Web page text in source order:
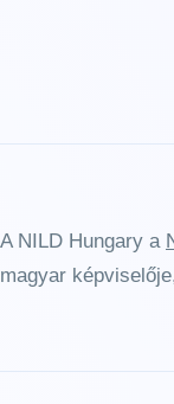
A NILD Hungary a
magyar